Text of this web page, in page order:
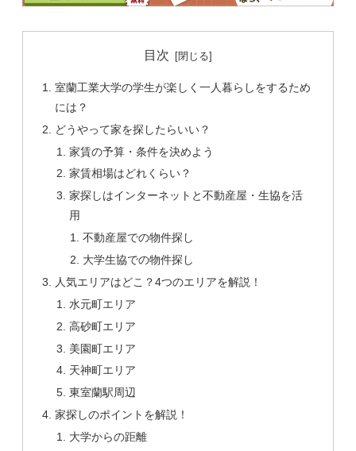
目次
室蘭工業大学の学生が楽しく一人暮らしをするため
には？
どうやって家を探したらいい？
家賃の予算・条件を決めよう
家賃相場はどれくらい？
家探しはインターネットと不動産屋・生協を活
用
不動産屋での物件探し
大学生協での物件探し
人気エリアはどこ？4つのエリアを解説！
水元町エリア
高砂町エリア
美園町エリア
天神町エリア
東室蘭駅周辺
家探しのポイントを解説！
大学からの距離